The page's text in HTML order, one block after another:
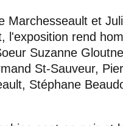
Marchesseault et
l'exposition rend
Suzanne
St-Sauveur,
Stéphane